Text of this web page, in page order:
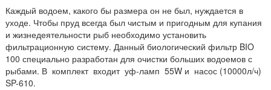
Каждый водоем, какого бы размера он не был, нуждается в
уходе. Чтобы пруд всегда был чистым и пригодным для купания
и жизнедеятельности рыб необходимо установить
фильтрационную систему. Данный биологический фильтр BIO
100 специально разработан для очистки больших водоемов с
рыбами. В комплект входит уф-ламп 55W и насос (10000л/ч)
SP-610.